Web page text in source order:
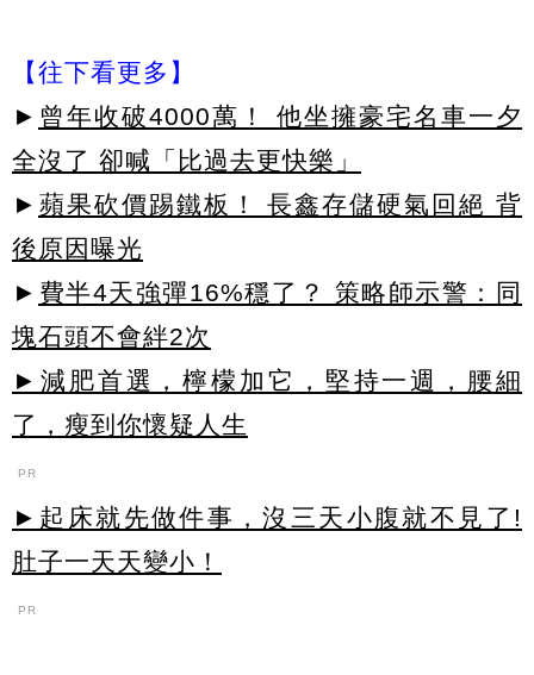
【往下看更多】
► 曾年收破4000萬！ 他坐擁豪宅名車一夕
全沒了 卻喊「比過去更快樂」
► 蘋果砍價踢鐵板！ 長鑫存儲硬氣回絕 背
後原因曝光
► 費半4天強彈16%穩了？ 策略師示警：同
塊石頭不會絆2次
►減肥首選，檸檬加它，堅持一週，腰細
了，瘦到你懷疑人生
PR
►起床就先做件事，沒三天小腹就不見了!
肚子一天天變小！
PR